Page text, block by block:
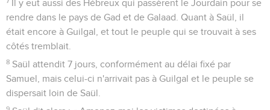
Il y eut aussi des Hébreux qui passèrent le Jourdain pour se
rendre dans le pays de Gad et de Galaad. Quant à Saül, il
était encore à Guilgal, et tout le peuple qui se trouvait à ses
côtés tremblait.
8 Saül attendit 7 jours, conformément au délai fixé par
Samuel, mais celui-ci n'arrivait pas à Guilgal et le peuple se
dispersait loin de Saül.
9